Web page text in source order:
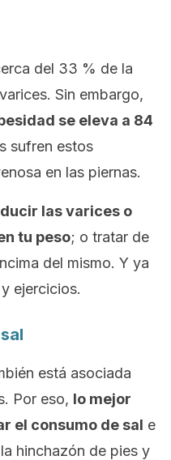
del 33 % de la
Sin embargo,
se eleva a 84
sufren estos
en las piernas.
las varices o
tu peso; o tratar de
del mismo. Y ya
ejercicios.
está asociada
Por eso, lo mejor
el consumo de sal e
hinchazón de pies y